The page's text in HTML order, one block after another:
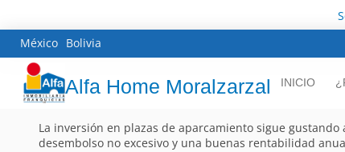
México Bolivia
Alfa Home Moralzarzal INICIO
La inversión en plazas de aparcamiento sigue gustando
desembolso no excesivo y una buenas rentabilidad